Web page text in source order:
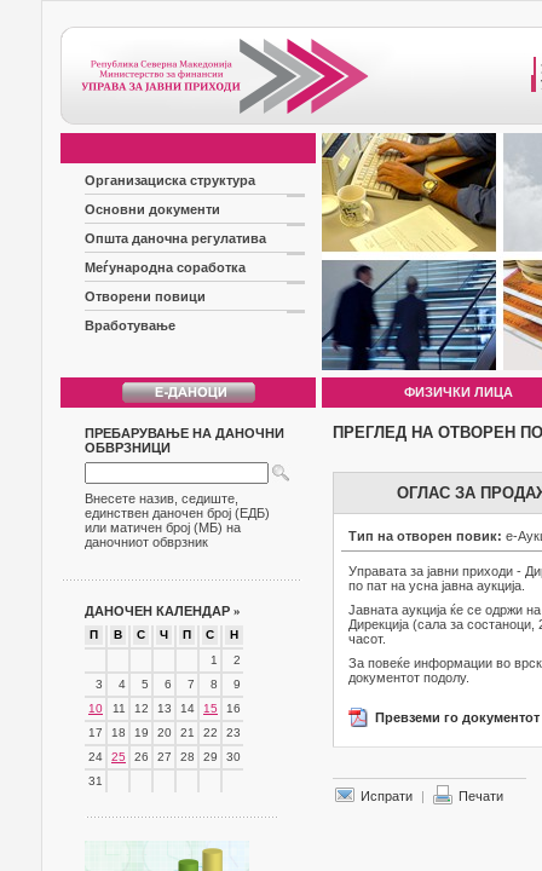
Организациска структура
Основни документи
Општа даночна регулатива
Меѓународна соработка
Отворени повици
Вработување
ФИЗИЧКИ ЛИЦА
ПРЕБАРУВАЊЕ НА ДАНОЧНИ
ОБВРЗНИЦИ
Внесете назив, седиште,
единствен даночен број (ЕДБ)
или матичен број (МБ) на
даночниот обврзник
ДАНОЧЕН КАЛЕНДАР »
П В С Ч П С
Н
1
2
3
4 5 6 7 8
9
10
11 12 13 14 15
16
17
18 19 20 21 22
23
24
25 26 27 28 29
30
31
ПРЕГЛЕД НА ОТВОРЕН
ОГЛАС ЗА
Тип на отворен повик: е-
Управата за јавни приходи -
по пат на усна јавна аукција.
Јавната аукција ќе се одржи
Дирекција (сала за
часот.
За повеќе информации во
документот подолу.
Превземи го документот
Испрати | Печати